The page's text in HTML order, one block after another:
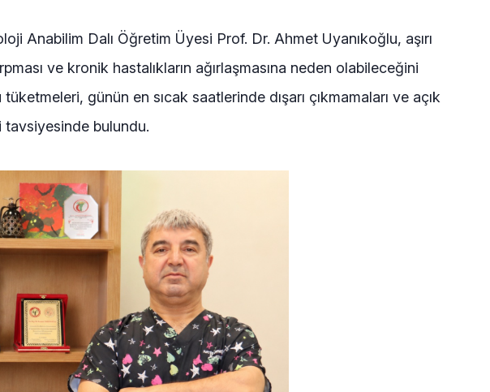
Anabilim Dalı Öğretim Üyesi Prof. Dr. Ahmet Uyanıkoğlu, aşırı
ve kronik hastalıkların ağırlaşmasına neden olabileceğini
günün en sıcak saatlerinde dışarı çıkmamaları ve açık
tavsiyesinde bulundu.